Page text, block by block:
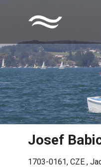
Josef
1703-0161, CZE ,